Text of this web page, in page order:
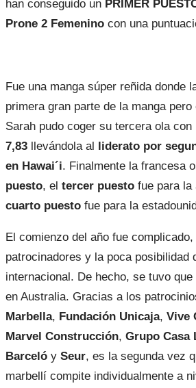
han conseguido un PRIMER
Prone 2 Femenino con una
Fue una manga súper reñida donde
primera gran parte de la manga
Sarah pudo coger su tercera ola con
7,83 llevándola al liderato por
en Hawai´i. Finalmente la francesa
puesto, el tercer puesto fue para la
cuarto puesto fue para la
El comienzo del año fue
patrocinadores y la poca posibilidad
internacional. De hecho, se tuvo
en Australia. Gracias a los
Marbella, Fundación Unicaja, Vive
Marvel Construcción, Grupo Casa
Barceló y Seur, es la segunda vez
marbellí compite individualmente a